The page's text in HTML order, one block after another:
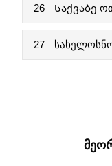
26 Საქვაბე
27